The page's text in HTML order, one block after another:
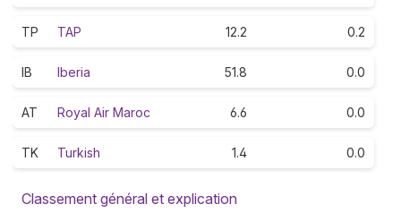
TP TAP 12.2 0.2
IB Iberia 51.8 0.0
AT Royal Air Maroc 6.6 0.0
TK Turkish 1.4 0.0
Classement général et explication